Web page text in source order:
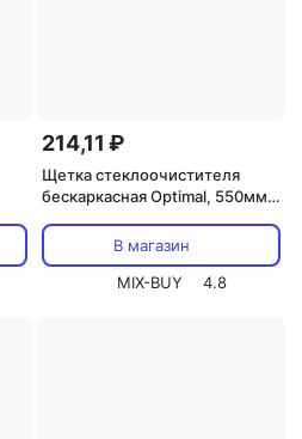
214,11 ₽
Щетка стеклоочистителя
бескаркасная Optimal, 550мм
В магазин
MIX-BUY
4.8